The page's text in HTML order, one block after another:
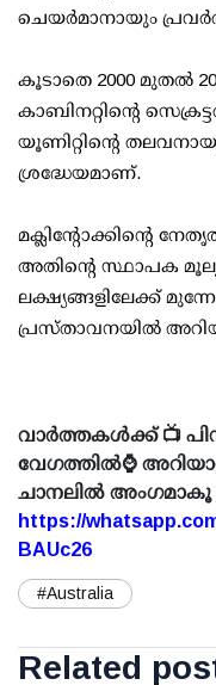
ചെയർമാനായും
കൂടാതെ 2000 മുതൽ
കാബിനറ്റിന്റെ
യൂണിറ്റിന്റെ
ശ്രദ്ധേയമാണ്.
മക്ലിന്റോക്കിന്റെ
അതിന്റെ സ്ഥാപക
ലക്ഷ്യങ്ങളിലേക്ക്
പ്രസ്താവനയിൽ
വാർത്തകൾക്ക് 📺
വേഗത്തിൽ⌚
ചാനലിൽ അംഗമാകൂ
https://
BAUc26
#Australia
Related